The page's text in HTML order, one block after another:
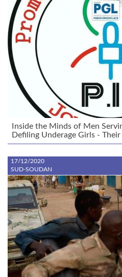
Inside the Minds of Men
Defiling Underage Girls -
17/12/2020
SUD-SOUDAN